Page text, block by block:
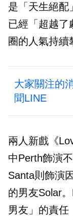
是「天生絕配
已經「超越了
圈的人氣持續
大家關注的
聞LINE
兩人新戲《
中Perth飾演
Santa則飾演
的男友Solar
男友」的責任